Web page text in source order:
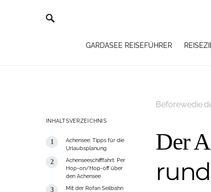
GARDASEE REISEFÜHRER
Der
INHALTSVERZEICHNIS
Achensee: Tipps für die
Urlaubsplanung
Achenseeschifffahrt: Per
Hop-on/Hop-off über
den Achensee
Mit der Rofan Seilbahn